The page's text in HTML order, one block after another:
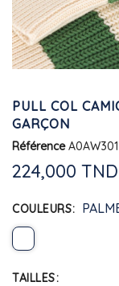
PULL COL
GARÇON
Référence A0AW301
224,000 TND
COULEURS
TAILLES